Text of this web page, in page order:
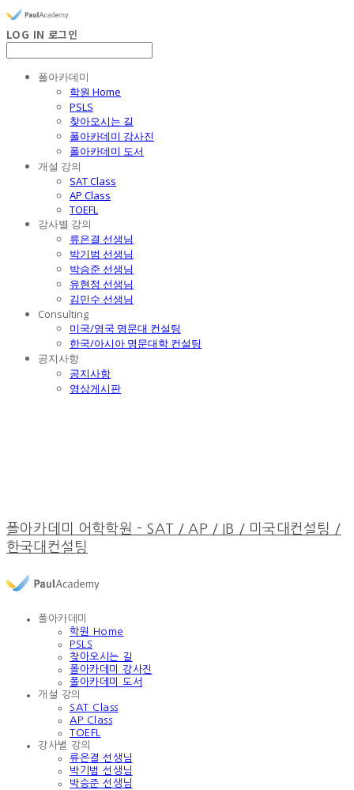
LOG IN 로그인
폴아카데미
학원 Home
PSLS
찾아오시는 길
폴아카데미 강사진
폴아카데미 도서
개설 강의
SAT Class
AP Class
TOEFL
강사별 강의
류은결 선생님
박기범 선생님
박승준 선생님
유현정 선생님
김민수 선생님
Consulting
미국/영국 명문대 컨설팅
한국/아시아 명문대학 컨설팅
공지사항
공지사항
영상게시판
폴아카데미 어학학원 - SAT / AP / IB / 미국대컨설팅 /
한국대컨설팅
폴아카데미
학원 Home
PSLS
찾아오시는 길
폴아카데미 강사진
폴아카데미 도서
개설 강의
SAT Class
AP Class
TOEFL
강사별 강의
류은결 선생님
박기범 선생님
박승준 선생님